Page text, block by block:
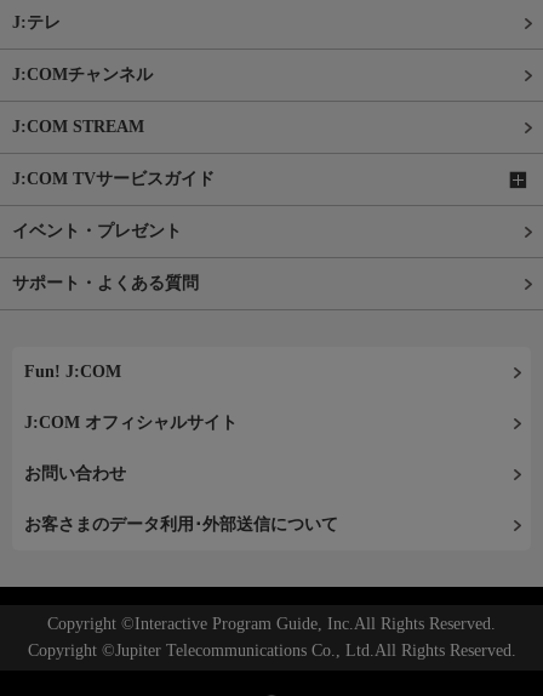
J:テレ
J:COMチャンネル
J:COM STREAM
J:COM TVサービスガイド
イベント・プレゼント
サポート・よくある質問
Fun! J:COM
J:COM オフィシャルサイト
お問い合わせ
お客さまのデータ利用･外部送信について
Copyright ©Interactive Program Guide, Inc.All Rights Reserved.
Copyright ©Jupiter Telecommunications Co., Ltd.All Rights Reserved.